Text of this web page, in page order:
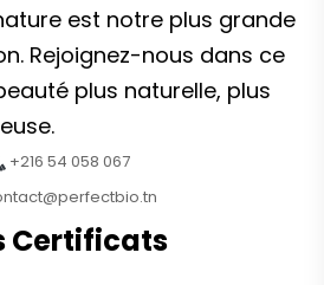
est notre plus grande
Rejoignez-nous dans ce
plus naturelle, plus
+216 54 058 067
Certificats